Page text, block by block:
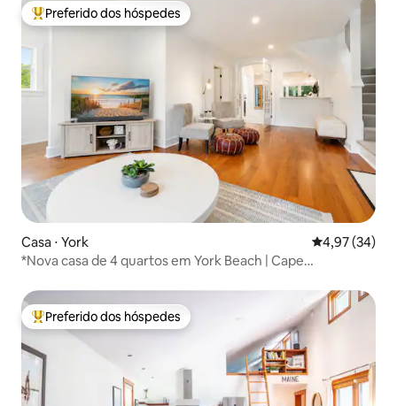
Entre os melhores preferidos dos hóspedes
Preferido dos hóspedes
Casa ⋅ York 4,97 de uma
4,97 (34)
*Nova casa de 4 quartos em York Beach | Cape
Entre os melhores preferidos dos hóspedes
Preferido dos hóspedes